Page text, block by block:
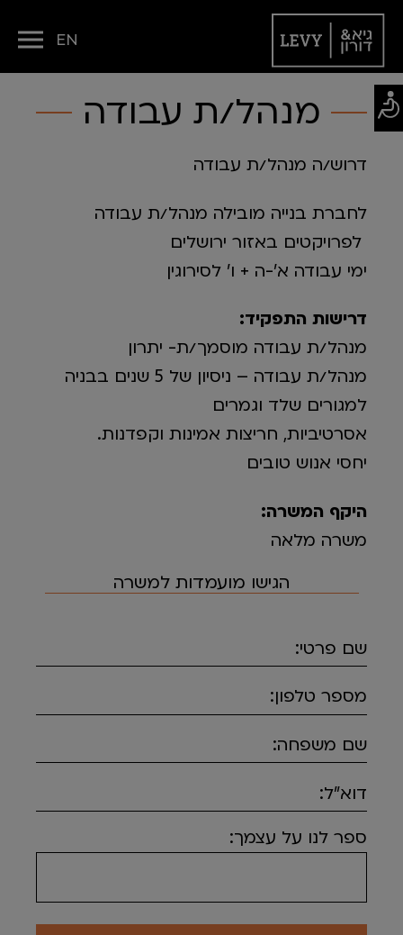
EN
מנהל/ת עבודה
דרוש/ה מנהל/ת עבודה
לחברת בנייה מובילה מנהל/ת עבודה
לפרויקטים באזור ירושלים
ימי עבודה א'-ה + ו' לסירוגין
דרישות התפקיד:
מנהל/ת עבודה מוסמך/ת- יתרון
מנהל/ת עבודה – ניסיון של 5 שנים בבניה
למגורים שלד וגמרים
אסרטיביות, חריצות אמינות וקפדנות.
יחסי אנוש טובים
היקף המשרה:
משרה מלאה
הגישו מועמדות למשרה
שם פרטי:
מספר טלפון:
שם משפחה:
דוא"ל:
ספר לנו על עצמך: